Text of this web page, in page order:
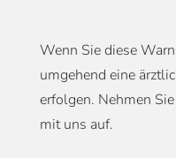
Wenn Sie diese
umgehend eine
erfolgen. Nehmen
mit uns auf.